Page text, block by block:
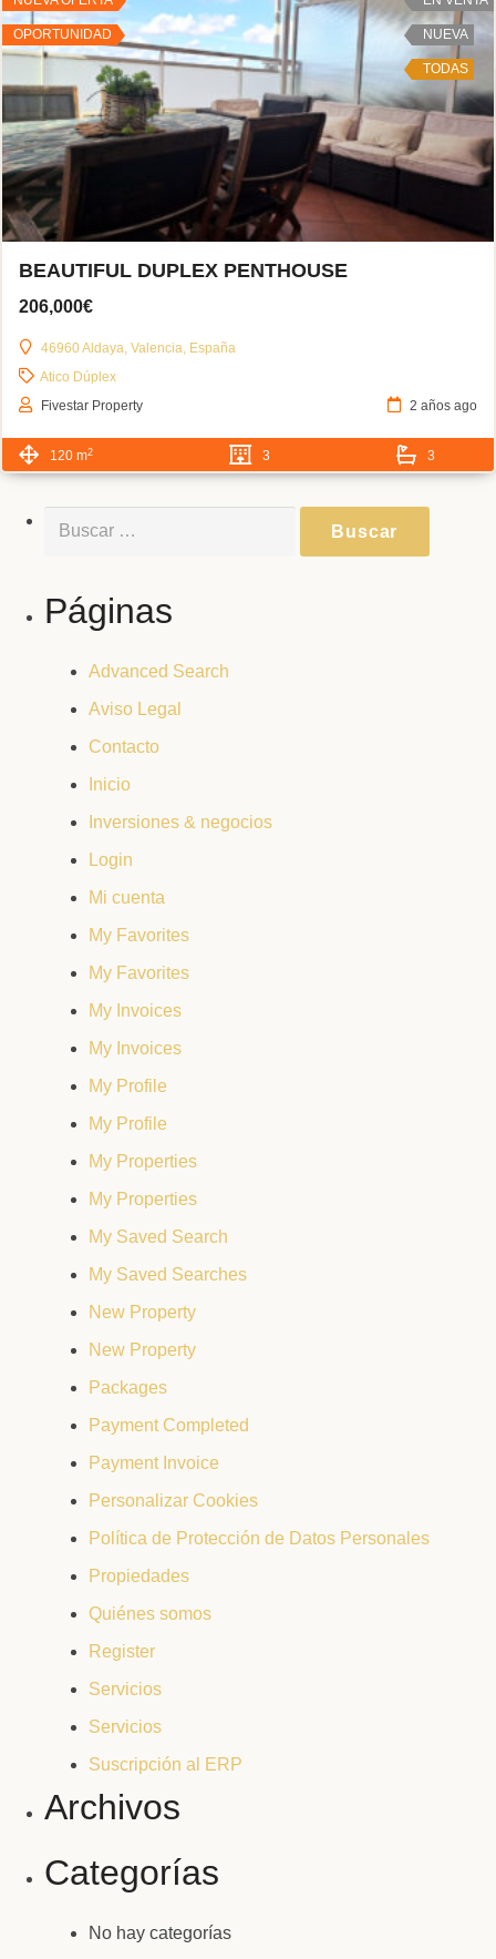
OPORTUNIDAD NUEVA
TODAS
BEAUTIFUL DUPLEX PENTHOUSE
206,000€
46960 Aldaya, Valencia, España
Atico Dúplex
Fivestar Property
2 años ago
120 m2 3 3
Buscar:
Páginas
Advanced Search
Aviso Legal
Contacto
Inicio
Inversiones & negocios
Login
Mi cuenta
My Favorites
My Favorites
My Invoices
My Invoices
My Profile
My Profile
My Properties
My Properties
My Saved Search
My Saved Searches
New Property
New Property
Packages
Payment Completed
Payment Invoice
Personalizar Cookies
Política de Protección de Datos Personales
Propiedades
Quiénes somos
Register
Servicios
Servicios
Suscripción al ERP
Archivos
Categorías
No hay categorías